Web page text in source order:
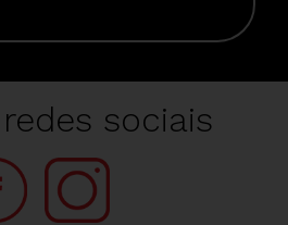
sociais